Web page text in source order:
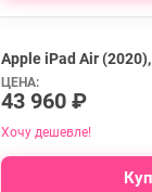
Apple iPad Air
ЦЕНА:
43 960 ₽
Хочу дешевле!